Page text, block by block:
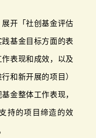
开「社创基金评估
基金目标方面的表
表现和成效，以及
和新开展的项目）
金整体工作表现，
持的项目缔造的效